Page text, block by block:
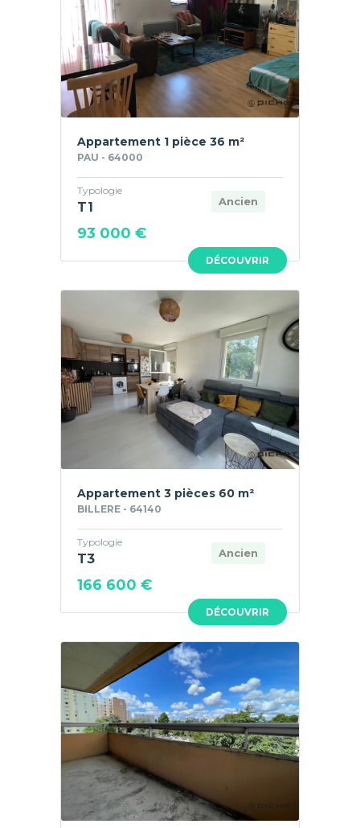
DÉCOUVRIR
Appartement 1 pièce 36 m²
PAU - 64000
Ancien
Typologie
T1
93 000 €
DÉCOUVRIR
Appartement 3 pièces 60 m²
BILLERE - 64140
Ancien
Typologie
T3
166 600 €